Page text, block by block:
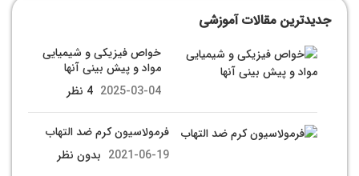
جدیدترین مقالات آموزشی
خواص فیزیکی و شیمیایی
مواد و پیش بینی آنها
2025-03-04 4 نظر
فرمولاسیون کرم ضد التهاب
2021-06-19 بدون نظر